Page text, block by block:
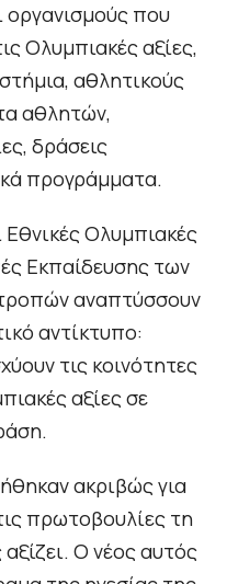
οργανισμούς που
Ολυμπιακές αξίες,
αθλητικούς
αθλητών,
δράσεις
προγράμματα.
Ολυμπιακές
Εκπαίδευσης των
αναπτύσσουν
αντίκτυπο:
τις κοινότητες
αξίες σε
ακριβώς για
πρωτοβουλίες τη
Ο νέος αυτός